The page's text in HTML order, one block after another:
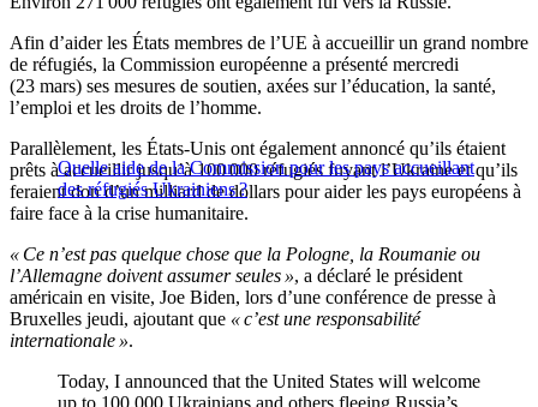
Afin d’aider les États membres de l’UE à accueillir un grand nombre
de réfugiés, la Commission européenne a présenté mercredi
(23 mars) ses mesures de soutien, axées sur l’éducation, la santé,
l’emploi et les droits de l’homme.
Quelle aide de la Commission pour les pays accueillant
des réfugiés Ukrainiens ?
Parallèlement, les États-Unis ont également annoncé qu’ils étaient
prêts à accueillir jusqu’à 100 000 réfugiés fuyant l’Ukraine et qu’ils
feraient don d’un milliard de dollars pour aider les pays européens à
faire face à la crise humanitaire.
« Ce n’est pas quelque chose que la Pologne, la Roumanie ou
l’Allemagne doivent assumer seules », a déclaré le président
américain en visite, Joe Biden, lors d’une conférence de presse à
Bruxelles jeudi, ajoutant que « c’est une responsabilité
internationale ».
Today, I announced that the United States will welcome